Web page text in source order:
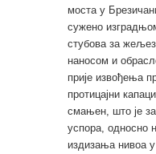
моста у
сужено
стубова за
наносом и
прије извођења
протицајни
смањен, што је
успора, односно
издизања нивоа